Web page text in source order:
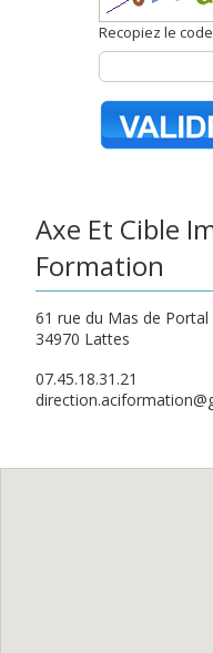
Recopiez le
Axe Et Cible
Formation
61 rue du Mas de Portal
34970 Lattes
07.45.18.31.21